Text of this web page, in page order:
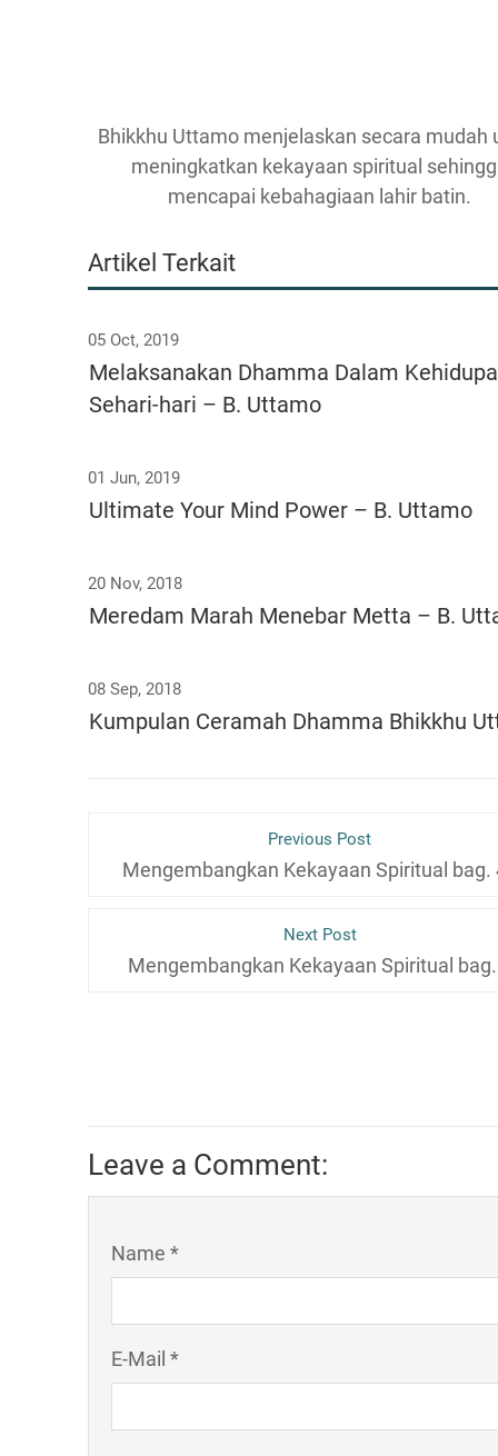
Bhikkhu Uttamo menjelaskan secara mudah
meningkatkan kekayaan spiritual
mencapai kebahagiaan lahir batin.
Artikel Terkait
05 Oct, 2019
Melaksanakan Dhamma Dalam
Sehari-hari – B. Uttamo
01 Jun, 2019
Ultimate Your Mind Power – B. Uttamo
20 Nov, 2018
Meredam Marah Menebar Metta – B.
08 Sep, 2018
Kumpulan Ceramah Dhamma Bhikkhu
Previous Post
Mengembangkan Kekayaan Spiritual bag.
Next Post
Mengembangkan Kekayaan Spiritual
Leave a Comment:
Name *
E-Mail *